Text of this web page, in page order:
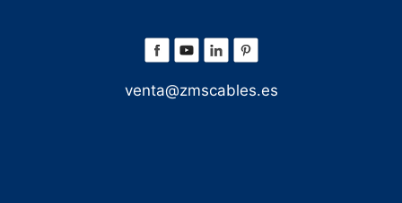
venta@zmscables.es